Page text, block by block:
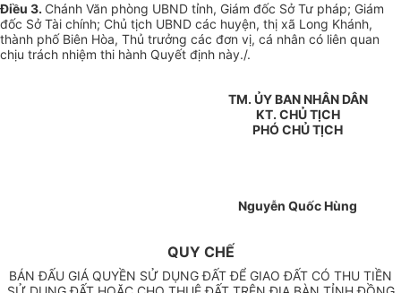
Điều 3. Chánh Văn phòng UBND tỉnh, Giám đốc Sở Tư pháp; Giám
đốc Sở Tài chính; Chủ tịch UBND các huyện, thị xã Long Khánh,
thành phố Biên Hòa, Thủ trưởng các đơn vị, cá nhân có liên quan
chịu trách nhiệm thi hành Quyết định này./.
TM. ỦY BAN NHÂN DÂN
KT. CHỦ TỊCH
PHÓ CHỦ TỊCH
Nguyễn Quốc Hùng
QUY CHẾ
BÁN ĐẤU GIÁ QUYỀN SỬ DỤNG ĐẤT ĐỂ GIAO ĐẤT CÓ THU TIỀN